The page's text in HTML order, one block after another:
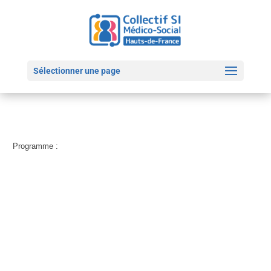
Sélectionner une page
Programme :